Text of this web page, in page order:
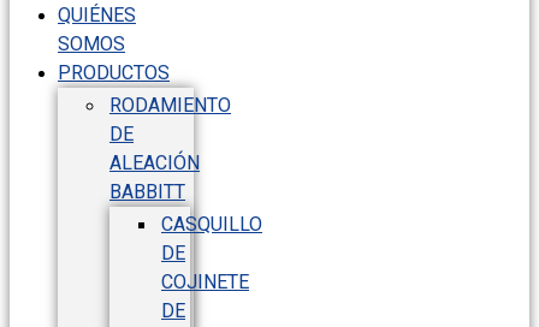
QUIÉNES
SOMOS
PRODUCTOS
RODAMIENTO
DE
ALEACIÓN
BABBITT
CASQUILLO
DE
COJINETE
DE